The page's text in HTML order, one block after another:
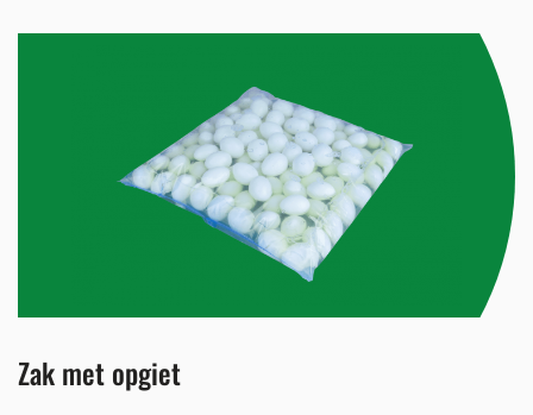
Zak met opgiet